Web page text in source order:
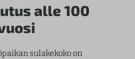
alle 100
sulakekoko on